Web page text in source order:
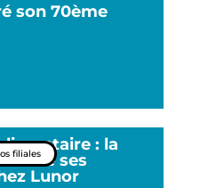
son 70ème
filiales : la
ses
Lunor